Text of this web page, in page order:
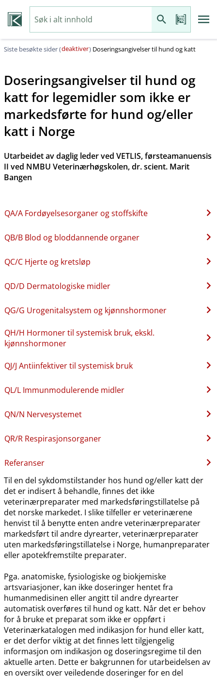
Siste besøkte sider (deaktiver) Doseringsangivelser til hund og katt
Doseringsangivelser til hund og
katt for legemidler som ikke er
markedsførte for hund og​/​eller
katt i Norge
Utarbeidet av daglig leder ved VETLIS, førsteamanuensis
II ved NMBU Veterinærhøgskolen, dr. scient. Marit
Bangen
QA​/​A Fordøyelsesorganer og stoffskifte
QB​/​B Blod og bloddannende organer
QC​/​C Hjerte og kretsløp
QD​/​D Dermatologiske midler
QG​/​G Urogenitalsystem og kjønnshormoner
QH​/​H Hormoner til systemisk bruk, ekskl.
kjønnshormoner
QJ​/​J Antiinfektiver til systemisk bruk
QL​/​L Immunmodulerende midler
QN​/​N Nervesystemet
QR​/​R Respirasjonsorganer
Referanser
Til en del sykdomstilstander hos hund og​/​eller katt der
det er indisert å behandle, finnes det ikke
veterinærpreparater med markedsføringstillatelse på
det norske markedet. I slike tilfeller er veterinærene
henvist til å benytte enten andre veterinærpreparater
markedsført til andre dyrearter, veterinærpreparater
uten markedsføringstillatelse i Norge, humanpreparater
eller apotekfremstilte preparater.
Pga. anatomiske, fysiologiske og biokjemiske
artsvariasjoner, kan ikke doseringer hentet fra
humanmedisinen eller angitt til andre dyrearter
automatisk overføres til hund og katt. Når det er behov
for å bruke et preparat som ikke er oppført i
Veterinærkatalogen med indikasjon for hund eller katt,
er det derfor viktig at det finnes lett tilgjengelig
informasjon om indikasjon og doseringsregime til den
aktuelle arten. Dette er bakgrunnen for utarbeidelsen av
en oversikt over veiledende doseringer for en del